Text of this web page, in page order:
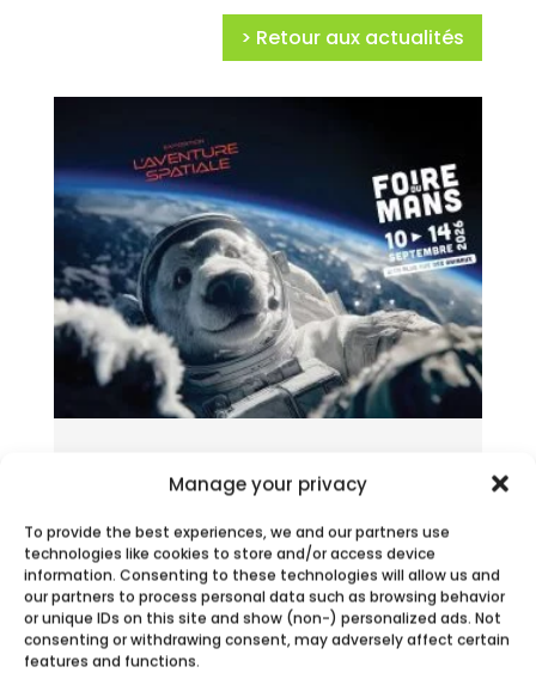
Manage your privacy
To provide the best experiences, we and our partners use
technologies like cookies to store and/or access device
information. Consenting to these technologies will allow us and
our partners to process personal data such as browsing behavior
or unique IDs on this site and show (non-) personalized ads. Not
consenting or withdrawing consent, may adversely affect certain
features and functions.
> Retour aux actualités
FOIRE DU MANS
Ecobulles Sarthe participera à la foire du
Mans du 10 au 14 septembre 2026....